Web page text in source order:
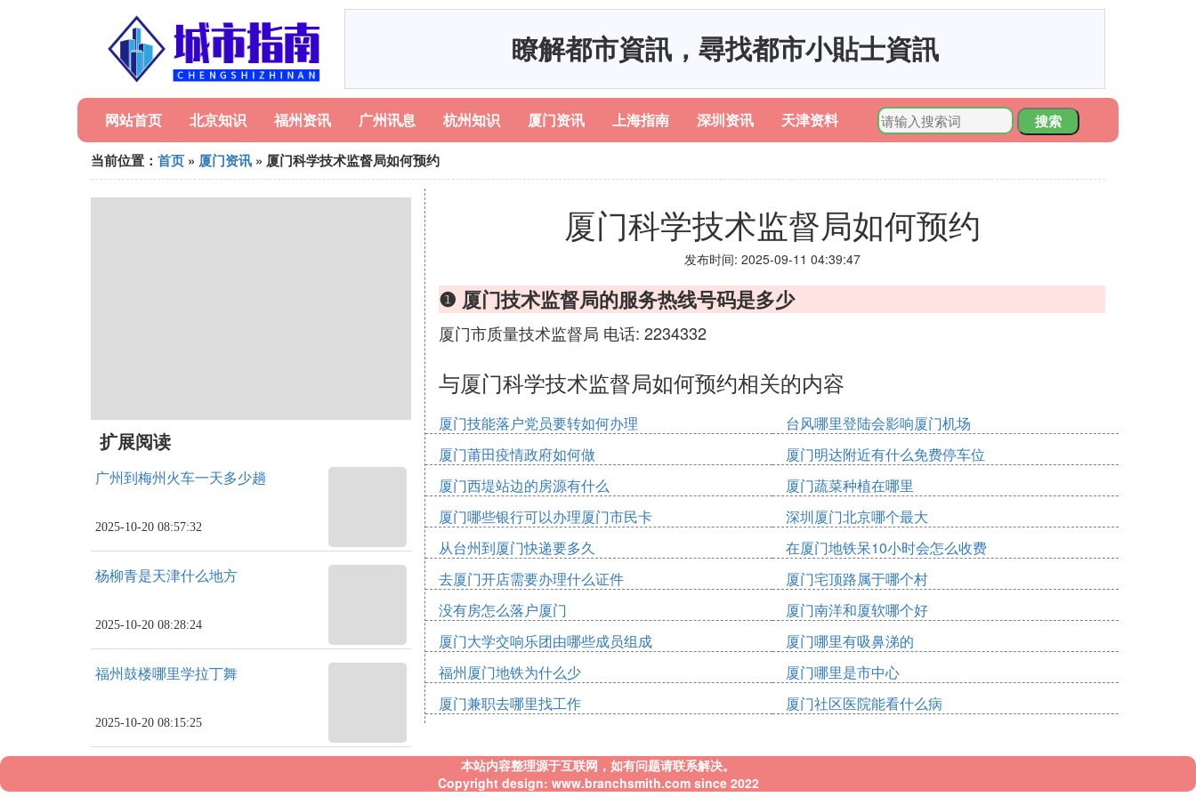
瞭解都市資訊，尋找都市小貼士資訊
网站首页 北京知识 福州资讯 广州讯息 杭州知识 厦门资讯 上海指南 深圳资讯 天津资料
搜索
当前位置： 首页 » 厦门资讯 » 厦门科学技术监督局如何预约
扩展阅读
广州到梅州火车一天多少趟
2025-10-20 08:57:32
杨柳青是天津什么地方
2025-10-20 08:28:24
福州鼓楼哪里学拉丁舞
2025-10-20 08:15:25
厦门科学技术监督局如何预约
发布时间: 2025-09-11 04:39:47
❶ 厦门技术监督局的服务热线号码是多少
厦门市质量技术监督局 电话: 2234332
与厦门科学技术监督局如何预约相关的内容
厦门技能落户党员要转如何办理
台风哪里登陆会影响厦门机场
厦门莆田疫情政府如何做
厦门明达附近有什么免费停车位
厦门西堤站边的房源有什么
厦门蔬菜种植在哪里
厦门哪些银行可以办理厦门市民卡
深圳厦门北京哪个最大
从台州到厦门快递要多久
在厦门地铁呆10小时会怎么收费
去厦门开店需要办理什么证件
厦门宅顶路属于哪个村
没有房怎么落户厦门
厦门南洋和厦软哪个好
厦门大学交响乐团由哪些成员组成
厦门哪里有吸鼻涕的
福州厦门地铁为什么少
厦门哪里是市中心
厦门兼职去哪里找工作
厦门社区医院能看什么病
本站内容整理源于互联网，如有问题请联系解决。
Copyright design: www.branchsmith.com since 2022